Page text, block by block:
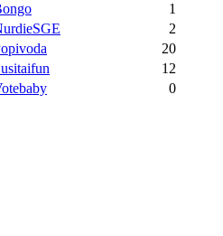
1
2
20
12
0